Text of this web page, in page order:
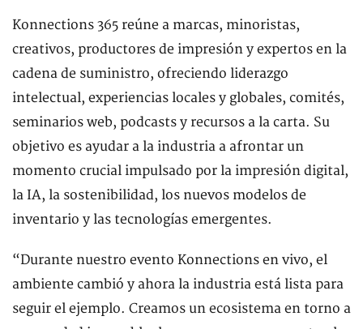
Konnections 365 reúne a marcas, minoristas,
creativos, productores de impresión y expertos en la
cadena de suministro, ofreciendo liderazgo
intelectual, experiencias locales y globales, comités,
seminarios web, podcasts y recursos a la carta. Su
objetivo es ayudar a la industria a afrontar un
momento crucial impulsado por la impresión digital,
la IA, la sostenibilidad, los nuevos modelos de
inventario y las tecnologías emergentes.
“Durante nuestro evento Konnections en vivo, el
ambiente cambió y ahora la industria está lista para
seguir el ejemplo. Creamos un ecosistema en torno a